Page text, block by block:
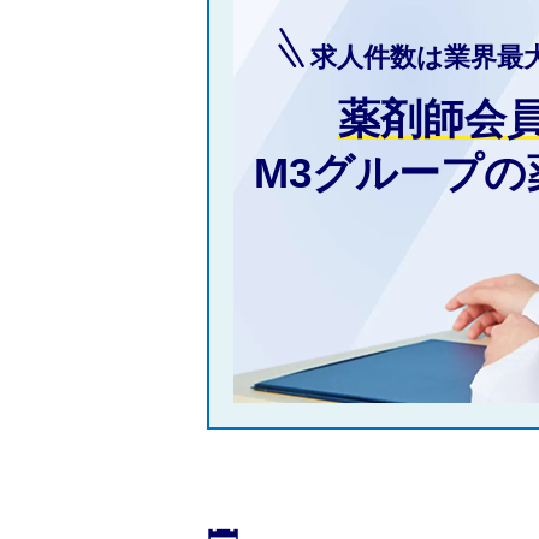
求人件数は業界最
薬剤師会
M3グループ